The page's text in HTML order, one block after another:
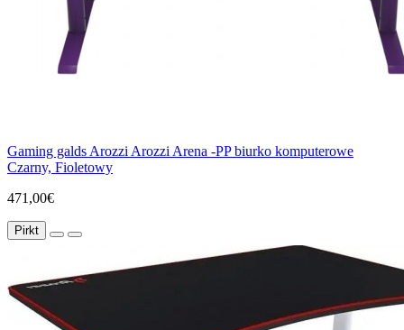
Gaming galds Arozzi Arozzi Arena -PP biurko komputerowe
Czarny, Fioletowy
471,00€
Pirkt